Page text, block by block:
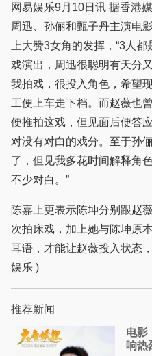
网易娱乐9月10日讯 据香港
周迅、孙俪和甄子丹主演电
上大赞3女角的发挥，“3人
戏演出，周迅很聪明有天分
我拍戏，很投入角色，希望
工便上车走下档。而赵薇也
便推拍这戏，但见面后便答
对没有对白的戏分。至于孙
了，但见我多花时间解释角
不少对白。”
陈嘉上更表示陈坤分别跟赵
次拍床戏，加上她与陈坤原
耳语，才能让赵薇投入状态
娱乐 )
推荐新闻
电影
响热